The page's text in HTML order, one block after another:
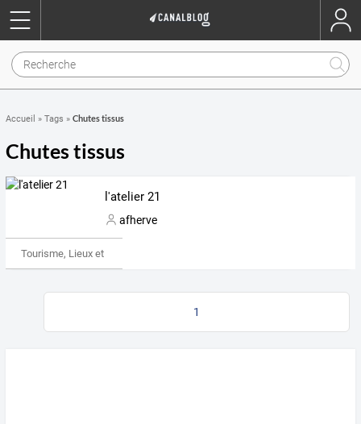
Accueil » Tags » Chutes tissus
Chutes tissus
l'atelier 21
afherve
Tourisme, Lieux et Événements
1